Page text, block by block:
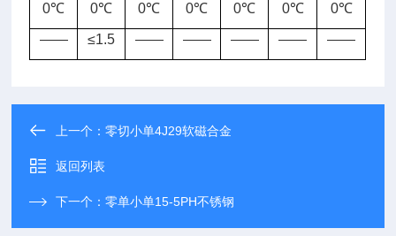
0℃
0℃
0℃
0℃
0℃
0℃
0℃
—— ≤1.5 —— —— —— —— ——
上一个：零切小单4J29软磁合金
返回列表
下一个：零单小单15-5PH不锈钢